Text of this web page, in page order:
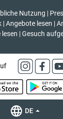
Nutzung |
| Angebote lesen |
lesen | Gesuch
DE